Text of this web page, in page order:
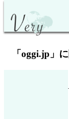
「 oggi.jp 」